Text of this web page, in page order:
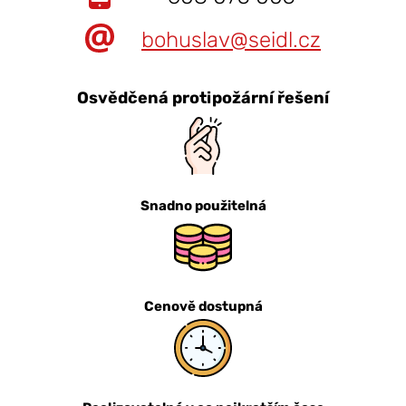
bohuslav@seidl.cz
Osvědčená protipožární řešení
Snadno použitelná
Cenově dostupná